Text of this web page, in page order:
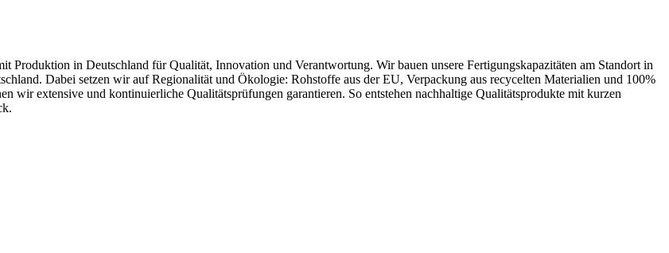
Produktion in Deutschland für Qualität, Innovation und Verantwortung. Wir bauen unsere Fertigungskapazitäten am Standort in
Dabei setzen wir auf Regionalität und Ökologie: Rohstoffe aus der EU, Verpackung aus recycelten Materialien und 100%
wir extensive und kontinuierliche Qualitätsprüfungen garantieren. So entstehen nachhaltige Qualitätsprodukte mit kurzen